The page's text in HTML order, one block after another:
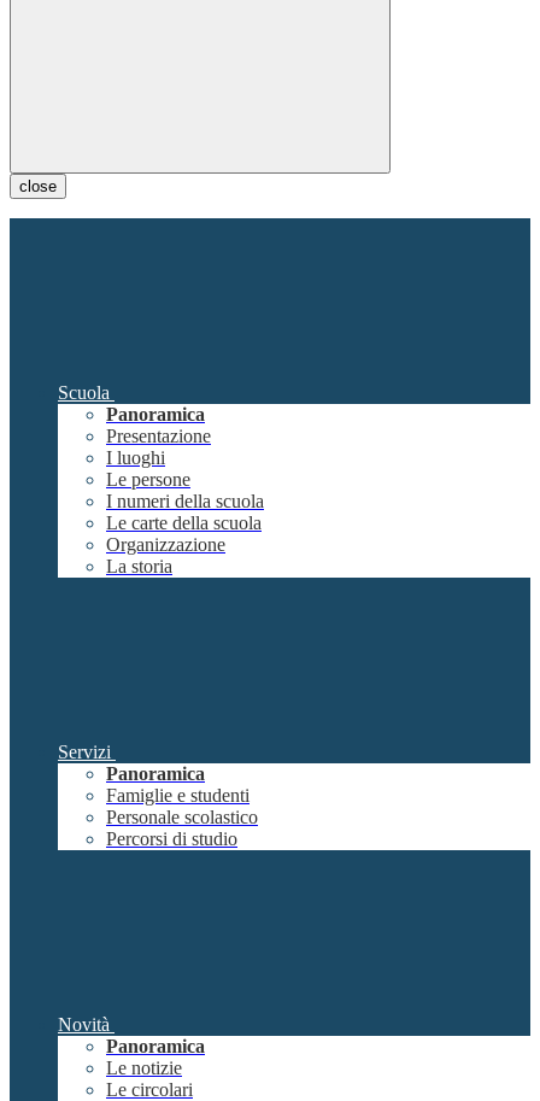
close
Scuola
Panoramica
Presentazione
I luoghi
Le persone
I numeri della scuola
Le carte della scuola
Organizzazione
La storia
Servizi
Panoramica
Famiglie e studenti
Personale scolastico
Percorsi di studio
Novità
Panoramica
Le notizie
Le circolari